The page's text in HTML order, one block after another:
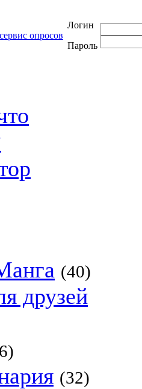
Логин
Пароль
(40)
друзей
(32)